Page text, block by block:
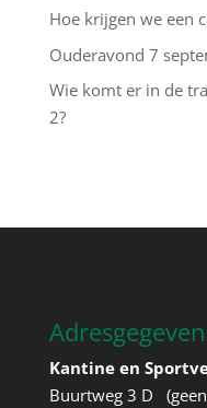
Hoe krijgen we een
Ouderavond 7
Wie komt er in de
2?
Kantine en
Buurtweg 3 D